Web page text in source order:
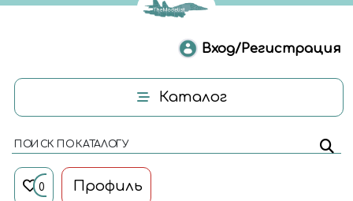
Вход/Регистрация
Каталог
ПОИСК ПО КАТАЛОГУ
0 Профиль